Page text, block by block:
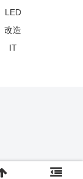
LED
改造
IT